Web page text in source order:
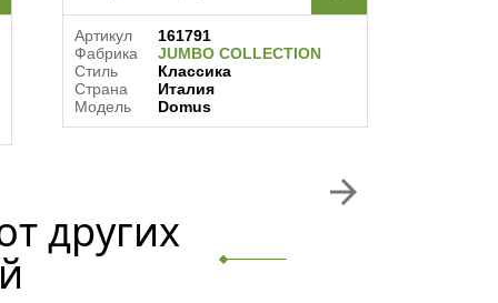
Артикул
161791
Фабрика
JUMBO COLLECTION
Стиль
Классика
Страна
Италия
Модель
Domus
arrow_forward
других